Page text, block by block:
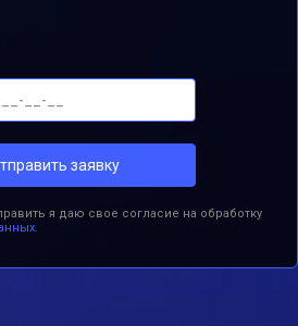
заявку
я даю свое согласие на обработку